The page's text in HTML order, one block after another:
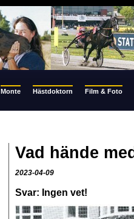
Monte Hästdoktorn
Film & Foto
Vad hände
2023-04-09
Svar: Ingen vet!